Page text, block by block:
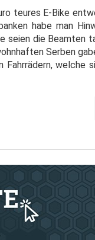
teures E-Bike
habe man
seien die Beamten
Serben
welche